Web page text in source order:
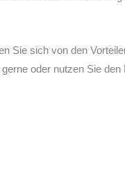
Sie sich von den
oder nutzen Sie den